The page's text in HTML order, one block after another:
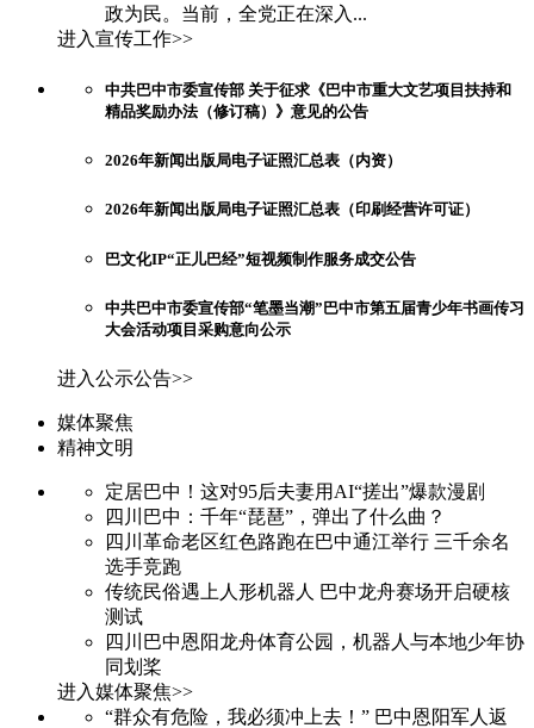
政为民。当前，全党正在深入...
进入宣传工作>>
中共巴中市委宣传部 关于征求《巴中市重大文艺项目扶持和
精品奖励办法（修订稿）》意见的公告
2026年新闻出版局电子证照汇总表（内资）
2026年新闻出版局电子证照汇总表（印刷经营许可证）
巴文化IP“正儿巴经”短视频制作服务成交公告
中共巴中市委宣传部“笔墨当潮”巴中市第五届青少年书画传习
大会活动项目采购意向公示
进入公示公告>>
媒体聚焦
精神文明
定居巴中！这对95后夫妻用AI“搓出”爆款漫剧
四川巴中：千年“琵琶”，弹出了什么曲？
四川革命老区红色路跑在巴中通江举行 三千余名
选手竞跑
传统民俗遇上人形机器人 巴中龙舟赛场开启硬核
测试
四川巴中恩阳龙舟体育公园，机器人与本地少年协
同划桨
进入媒体聚焦>>
“群众有危险，我必须冲上去！” 巴中恩阳军人返